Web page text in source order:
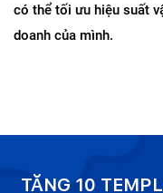
có thể tối ưu hiệu suất
doanh của mình.
TẶNG 10